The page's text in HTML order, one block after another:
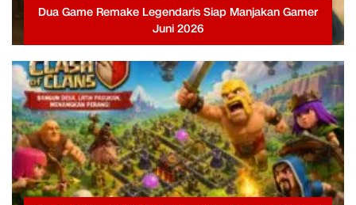
Dua Game Remake Legendaris Siap Manjakan Gamer
Juni 2026